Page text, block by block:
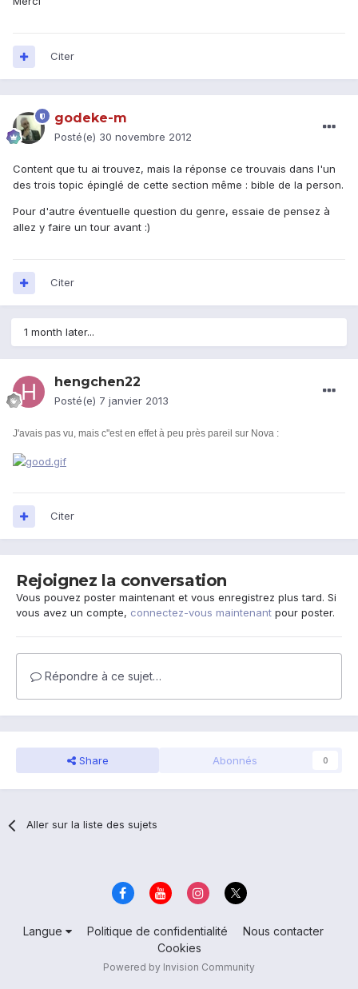
Citer
godeke-m
Posté(e) 30 novembre 2012
Content que tu ai trouvez, mais la réponse ce trouvais dans l'un
des trois topic épinglé de cette section même : bible de la person.
Pour d'autre éventuelle question du genre, essaie de pensez à
allez y faire un tour avant :)
Citer
1 month later...
hengchen22
Posté(e) 7 janvier 2013
J'avais pas vu, mais c''est en effet à peu près pareil sur Nova :
Citer
Rejoignez la conversation
Vous pouvez poster maintenant et vous enregistrez plus tard. Si
vous avez un compte, connectez-vous maintenant pour poster.
Répondre à ce sujet…
Share Abonnés 0
Aller sur la liste des sujets
Langue Politique de confidentialité
Nous contacter
Cookies
Powered by Invision Community